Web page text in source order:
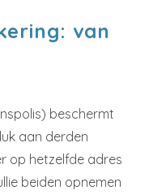
van
beschermt
aan derden
op hetzelfde adres
beiden opnemen